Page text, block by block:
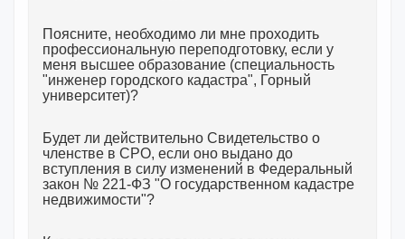
Поясните, необходимо ли мне проходить
профессиональную переподготовку, если у
меня высшее образование (специальность
"инженер городского кадастра", Горный
университет)?
Будет ли действительно Свидетельство о
членстве в СРО, если оно выдано до
вступления в силу изменений в Федеральный
закон № 221-ФЗ "О государственном кадастре
недвижимости"?